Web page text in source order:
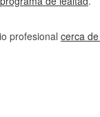
profesional cerca